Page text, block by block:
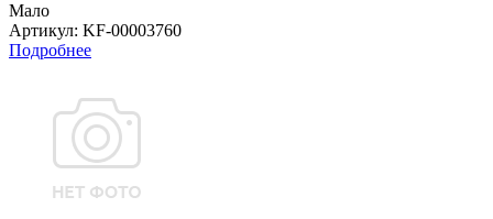
Мало
Артикул: KF-00003760
Подробнее